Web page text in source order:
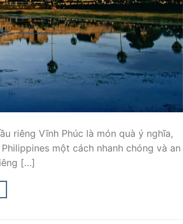
riêng Vĩnh Phúc là món quà ý nghĩa,
một cách nhanh chóng và an
[…]